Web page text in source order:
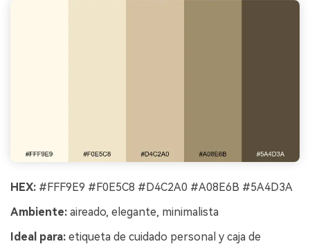
HEX: #FFF9E9 #F0E5C8 #D4C2A0 #A08E6B #5A4D3A
Ambiente: aireado, elegante, minimalista
Ideal para: etiqueta de cuidado personal y caja de